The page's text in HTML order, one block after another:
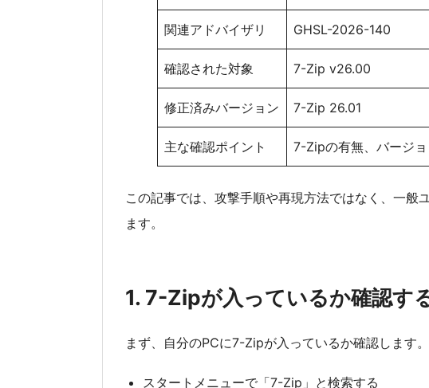
関連アドバイザリ GHSL-2026-140
確認された対象 7-Zip v26.00
修正済みバージョン 7-Zip 26.01
主な確認ポイント 7-Zipの有無、バージ
この記事では、攻撃手順や再現方法ではなく、一般
ます。
1. 7-Zipが入っているか確認す
まず、自分のPCに7-Zipが入っているか確認します。
スタートメニューで「7-Zip」と検索する